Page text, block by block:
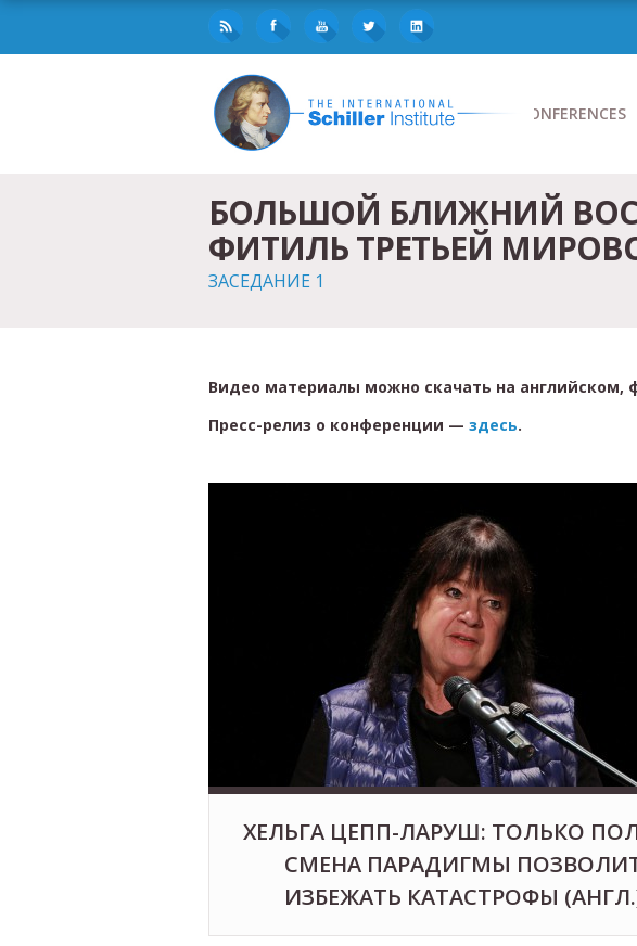
CONFERENCES
БОЛЬШОЙ БЛИЖНИЙ
ФИТИЛЬ ТРЕТЬЕЙ
ЗАСЕДАНИЕ 1
Видео материалы можно скачать на английском,
Пресс-релиз о конференции — здесь.
ХЕЛЬГА ЦЕПП-ЛАРУШ: ТОЛЬКО
СМЕНА ПАРАДИГМЫ
ИЗБЕЖАТЬ КАТАСТРОФЫ